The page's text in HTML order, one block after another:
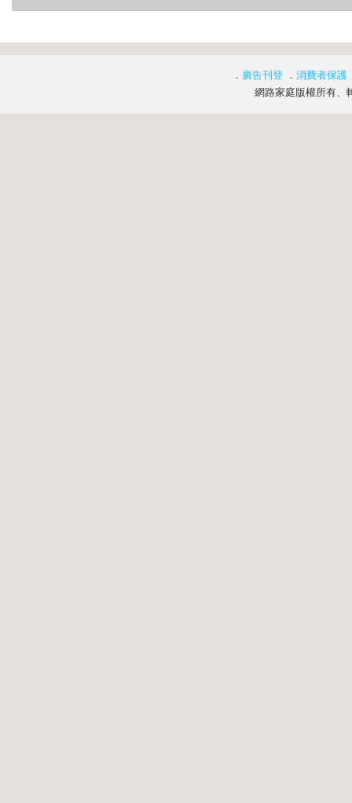
． 廣告刊登 ． 消費者保護
網路家庭版權所有、